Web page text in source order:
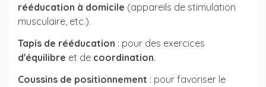
rééducation à domicile (appareils de stimulation
musculaire, etc.).
Tapis de rééducation : pour des exercices
d'équilibre et de coordination.
Coussins de positionnement : pour favoriser le